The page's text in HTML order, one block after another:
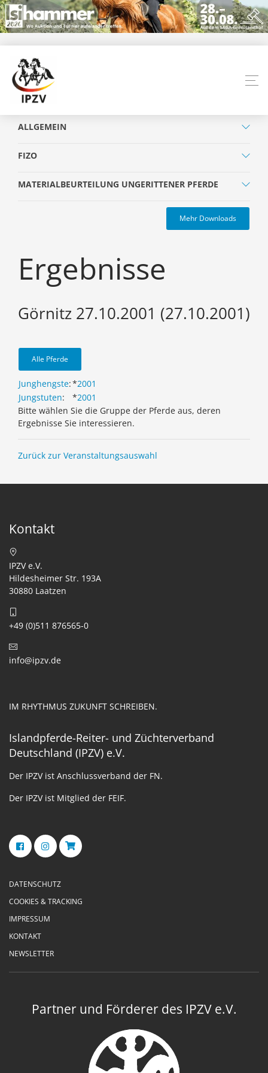
ALLGEMEIN
FIZO
MATERIALBEURTEILUNG UNGERITTENER PFERDE
Mehr Downloads
Ergebnisse
Görnitz 27.10.2001 (27.10.2001)
Alle Pferde
Junghengste:*2001
Jungstuten: *2001
Bitte wählen Sie die Gruppe der Pferde aus, deren
Ergebnisse Sie interessieren.
Zurück zur Veranstaltungsauswahl
Kontakt
IPZV e.V.
Hildesheimer Str. 193A
30880 Laatzen
+49 (0)511 876565-0
info@ipzv.de
IM RHYTHMUS ZUKUNFT SCHREIBEN.
Islandpferde-Reiter- und Züchterverband
Deutschland (IPZV) e.V.
Der IPZV ist Anschlussverband der FN.
Der IPZV ist Mitglied der FEIF.
DATENSCHUTZ
COOKIES & TRACKING
IMPRESSUM
KONTAKT
NEWSLETTER
Partner und Förderer des IPZV e.V.